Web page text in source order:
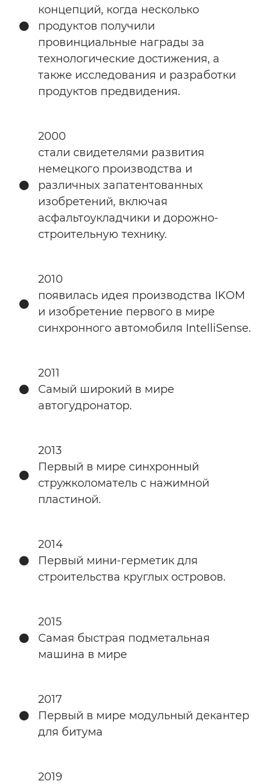
концепций, когда несколько
продуктов получили
провинциальные награды за
технологические достижения, а
также исследования и разработки
продуктов предвидения.
2000
стали свидетелями развития
немецкого производства и
различных запатентованных
изобретений, включая
асфальтоукладчики и дорожно-
строительную технику.
2010
появилась идея производства IKOM
и изобретение первого в мире
синхронного автомобиля IntelliSense.
2011
Самый широкий в мире
автогудронатор.
2013
Первый в мире синхронный
стружколоматель с нажимной
пластиной.
2014
Первый мини-герметик для
строительства круглых островов.
2015
Самая быстрая подметальная
машина в мире
2017
Первый в мире модульный декантер
для битума
2019